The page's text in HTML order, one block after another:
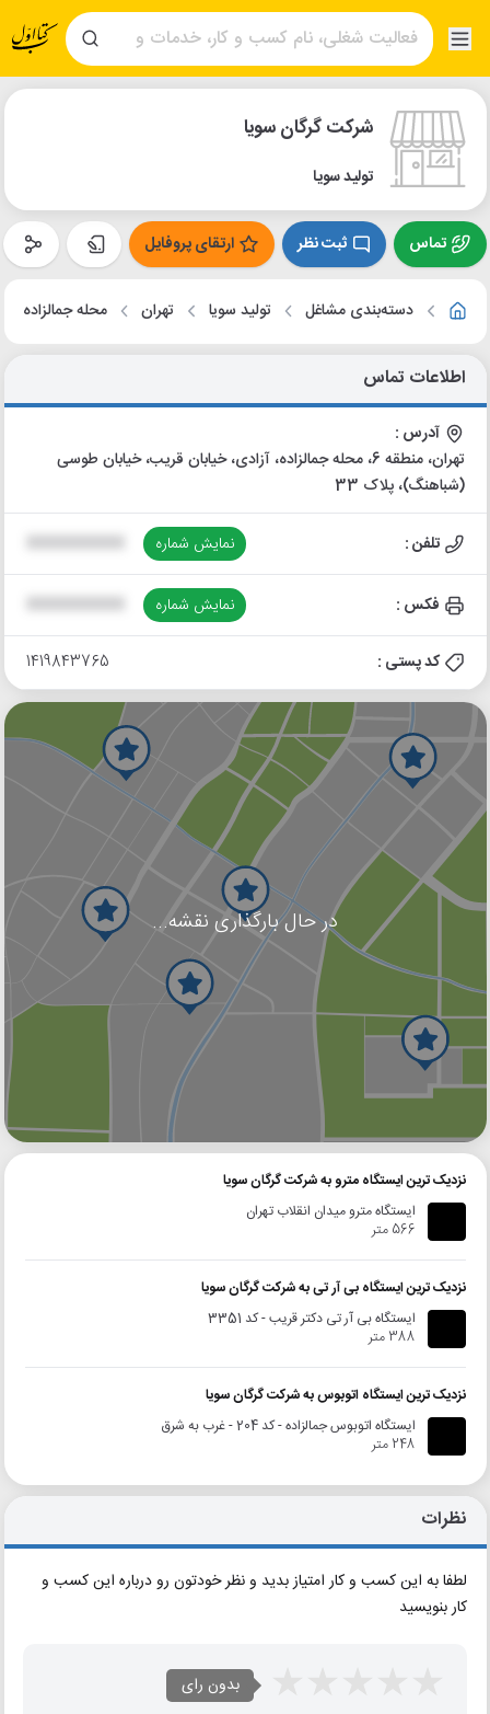
شرکت گرگان سویا
تولید سویا
تماس ثبت نظر ارتقای پروفایل
دسته‌بندی مشاغل تولید سویا تهران محله جمالزاده
اطلاعات تماس
آدرس :
تهران، منطقه 6، محله جمالزاده، آزادی، خیابان قریب، خیابان طوسی
(شباهنگ)، پلاک 33
تلفن : نمایش شماره
فکس : نمایش شماره
کد پستی : 1419843765
در حال بارگذاری نقشه...
گوگل
نزدیک ترین ایستگاه مترو به شرکت گرگان سویا
ایستگاه مترو میدان انقلاب تهران
566 متر
نزدیک ترین ایستگاه بی آر تی به شرکت گرگان سویا
ایستگاه بی آر تی دکتر قریب - کد 3351
388 متر
نزدیک ترین ایستگاه اتوبوس به شرکت گرگان سویا
ایستگاه اتوبوس جمالزاده - کد 204 - غرب به شرق
248 متر
نظرات
لطفا به این کسب و کار امتیاز بدید و نظر خودتون رو درباره این کسب و
کار بنویسید
بدون رای